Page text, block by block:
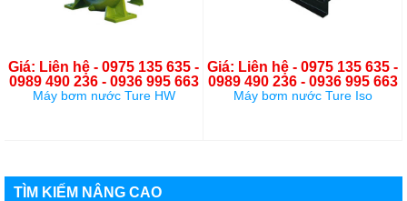
Giá: Liên hệ - 0975 135 635 -
0989 490 236 - 0936 995 663
Máy bơm nước Ture HW
Giá: Liên hệ - 0975 135 635 -
0989 490 236 - 0936 995 663
Máy bơm nước Ture Iso
TÌM KIẾM NÂNG CAO